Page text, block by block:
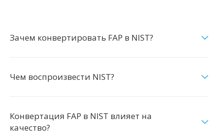
Зачем конвертировать FAP в NIST?
Чем воспроизвести NIST?
Конвертация FAP в NIST влияет на
качество?